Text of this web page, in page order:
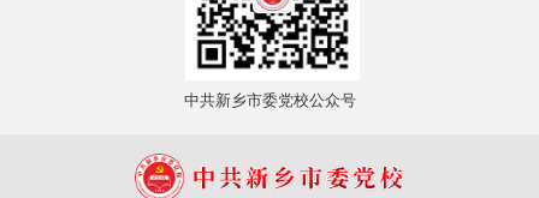
中共新乡市委党校公众号